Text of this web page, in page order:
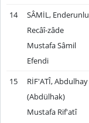
14
SÂMİL, Enderunlu
Recâî-zâde
Mustafa Sâmil
Efendi
15
RİF'ATÎ, Abdulhay
(Abdülhak)
Mustafa Rif'atî